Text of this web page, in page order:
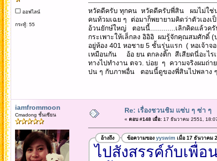
ออฟไลน์
กระทู้: 55
หวัดดีครับ ทุกคน หวัดดีครับพี่สิน ผมไม่ใช่น
คนท้วมเฉย ๆ ต่อมาก็พยายามคิดว่าตัวเอง
อ้วนยักษ์ใหญ่ ตอนนี้.............เลิกคิดแล้วครั
กระเพาะให้เล็กลง อิอิอิ ผมรู้จักคุณสมศัก
อยู่ห้อง 401 หอชาย 5 ชั้นรุ่นแรก ( หอเจ้า
เหมือนกัน อ้อ ยน ตกลงติ๊ก สีเสียดนี่อะไร
ทางไปทำงาน ตจว. บ่อย ๆ ความจริงผมถ่
ปน ๆ กับภาพอื่น ตอนนี้ดูของพี่สินไปพลาง
iamfrommoon
Cmadong ชั้นเซียน
Re: เรื่องชวนชิม แซ่บ ๆ ซ่า ๆ
« ตอบ #148 เมื่อ:17 ธันวาคม 2551,
อ้างถึง ข้อความของ yyswim เมื่อ 17 ธันวาคม
ไปสังสรรค์กับเพื่